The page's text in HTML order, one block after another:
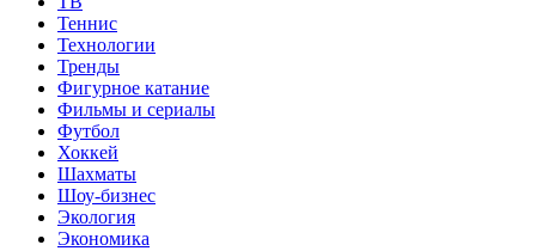
Теннис
Технологии
Тренды
Фигурное катание
Фильмы и сериалы
Футбол
Хоккей
Шахматы
Шоу-бизнес
Экология
Экономика